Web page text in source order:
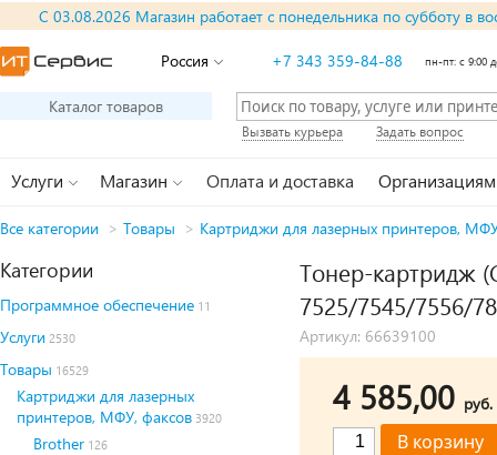
С 03.08.2026 Магазин работает с понедельника по субботу в
Россия +7 343 359-84-88 пн-пт: с 9:00
Каталог товаров
Вызвать курьера Задать вопрос
Услуги Магазин Оплата и доставка Организациям
Все категории > Товары > Картриджи для лазерных принтеров,
Категории
Программное обеспечение 11
Услуги 2530
Товары 16529
Картриджи для лазерных
принтеров, МФУ, факсов 3920
Brother 126
Тонер-картридж
7525/7545/7556/
Артикул: 66639100
4 585,00 руб.